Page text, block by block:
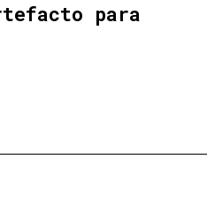
para